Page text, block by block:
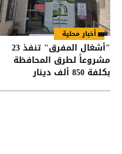
أخبار محلية
"أشغال المفرق" تنفذ 23
مشروعاً لطرق المحافظة
بكلفة 850 ألف دينار